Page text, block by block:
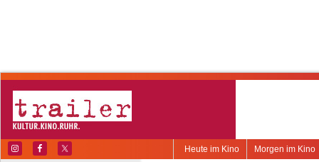
Morgen im Kino
Heute im Kino